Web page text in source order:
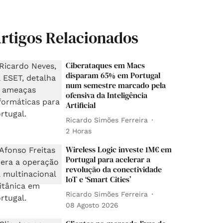
Relacionados
Ciberataques em Macs
disparam 65% em Portugal
num semestre marcado pela
ofensiva da Inteligência
Artificial
Ricardo Simões Ferreira
2 Horas
Wireless Logic investe 1M€ em
Portugal para acelerar a
revolução da conectividade
IoT e ‘Smart Cities’
Ricardo Simões Ferreira
08 Agosto 2026